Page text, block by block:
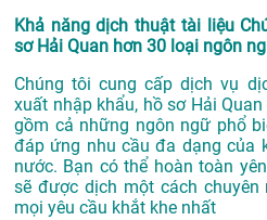
Khả năng dịch thuật tài liệu
sơ Hải Quan hơn 30 loại ngôn
Chúng tôi cung cấp dịch vụ
xuất nhập khẩu, hồ sơ Hải
gồm cả những ngôn ngữ phổ
đáp ứng nhu cầu đa dạng của
nước. Bạn có thể hoàn toàn
sẽ được dịch một cách
mọi yêu cầu khắt khe nhất